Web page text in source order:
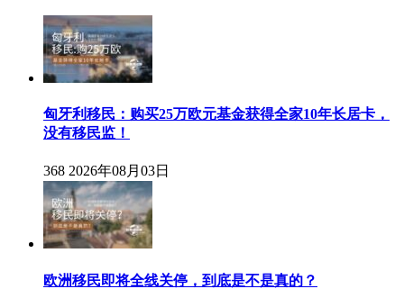
匈牙利移民：购买25万欧元基金获得全家10年长居卡，
没有移民监！
368 2026年08月03日
欧洲移民即将全线关停，到底是不是真的？